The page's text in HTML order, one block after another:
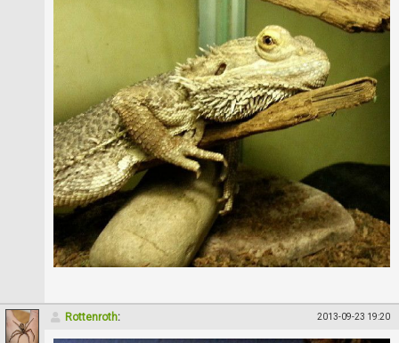
Rottenroth: 2013-09-23 19:20